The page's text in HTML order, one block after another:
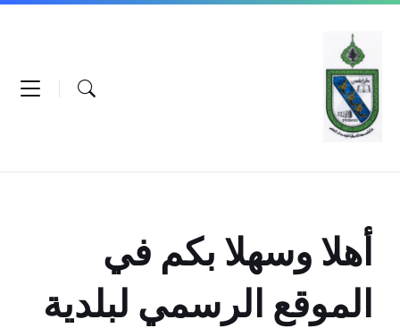
Skip
content
Skip
navigation
Skip
أهلا وسهلا بكم في
الموقع الرسمي لبلدية